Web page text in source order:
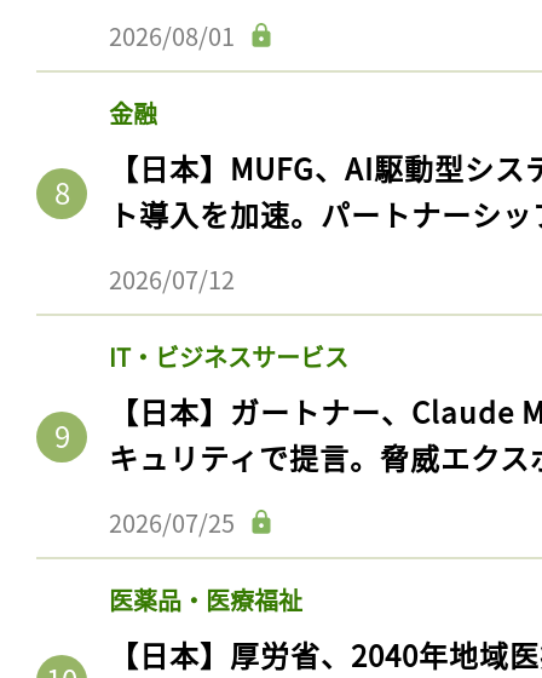
2026/08/01
金融
【日本】MUFG、AI駆動型シ
ト導入を加速。パートナーシ
2026/07/12
IT・ビジネスサービス
【日本】ガートナー、Claude
キュリティで提言。脅威エク
2026/07/25
医薬品・医療福祉
【日本】厚労省、2040年地域